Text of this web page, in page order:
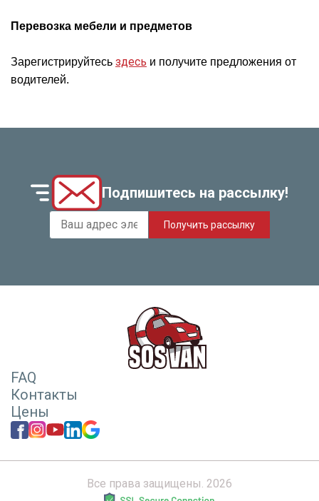
Перевозка мебели и предметов
Зарегистрируйтесь здесь и получите предложения от
водителей.
Подпишитесь на рассылку!
Получить рассылку
FAQ
Контакты
Цены
Все права защищены. 2026